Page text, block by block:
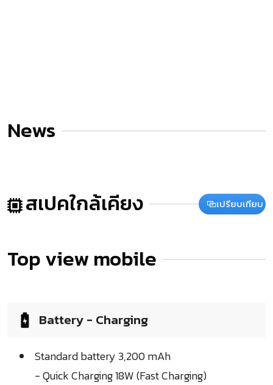
News
สเปคใกล้เคียง เปรียบเทียบ
Top view mobile
Battery - Charging
Standard battery 3,200 mAh
- Quick Charging 18W (Fast Charging)